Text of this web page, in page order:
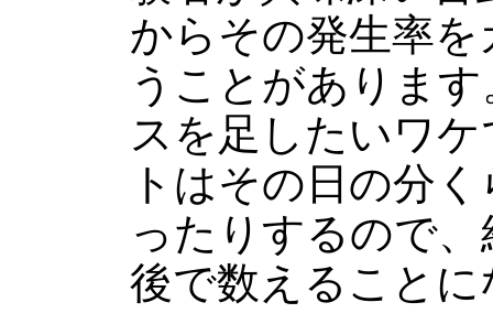
からその発生率
うことがありま
スを足したいワ
トはその日の分
ったりするので
後で数えること